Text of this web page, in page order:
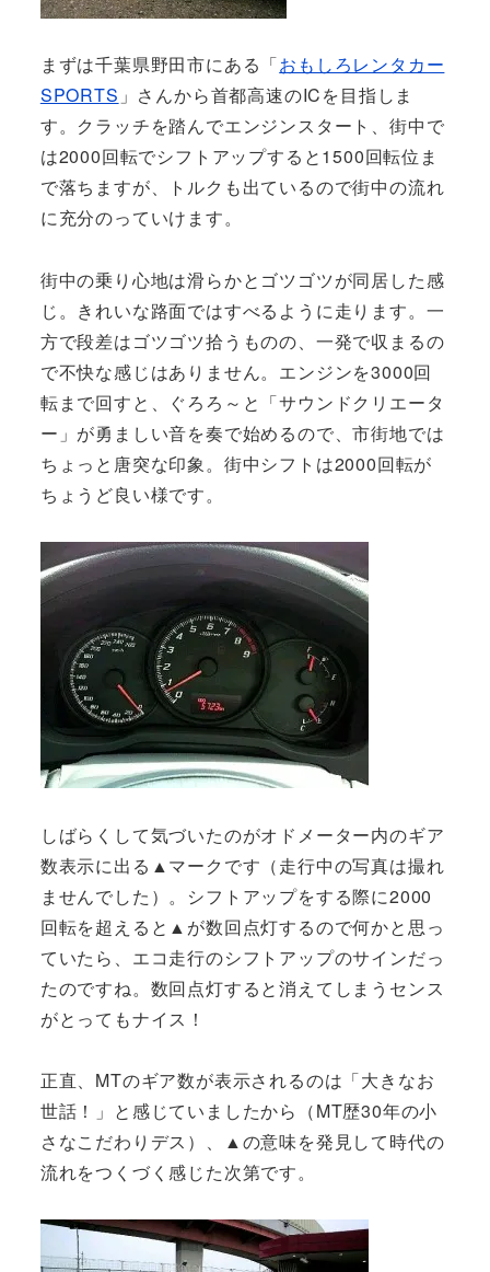
まずは千葉県野田市にある「おもしろレンタカー
SPORTS 」さんから首都高速のICを目指しま
す。クラッチを踏んでエンジンスタート、街中で
は2000回転でシフトアップすると1500回転位ま
で落ちますが、トルクも出ているので街中の流れ
に充分のっていけます。
街中の乗り心地は滑らかとゴツゴツが同居した感
じ。きれいな路面ではすべるように走ります。一
方で段差はゴツゴツ拾うものの、一発で収まるの
で不快な感じはありません。エンジンを3000回
転まで回すと、ぐろろ～と「サウンドクリエータ
ー」が勇ましい音を奏で始めるので、市街地では
ちょっと唐突な印象。街中シフトは2000回転が
ちょうど良い様です。
しばらくして気づいたのがオドメーター内のギア
数表示に出る▲マークです（走行中の写真は撮れ
ませんでした）。シフトアップをする際に2000
回転を超えると▲が数回点灯するので何かと思っ
ていたら、エコ走行のシフトアップのサインだっ
たのですね。数回点灯すると消えてしまうセンス
がとってもナイス！
正直、MTのギア数が表示されるのは「大きなお
世話！」と感じていましたから（MT歴30年の小
さなこだわりデス）、▲の意味を発見して時代の
流れをつくづく感じた次第です。